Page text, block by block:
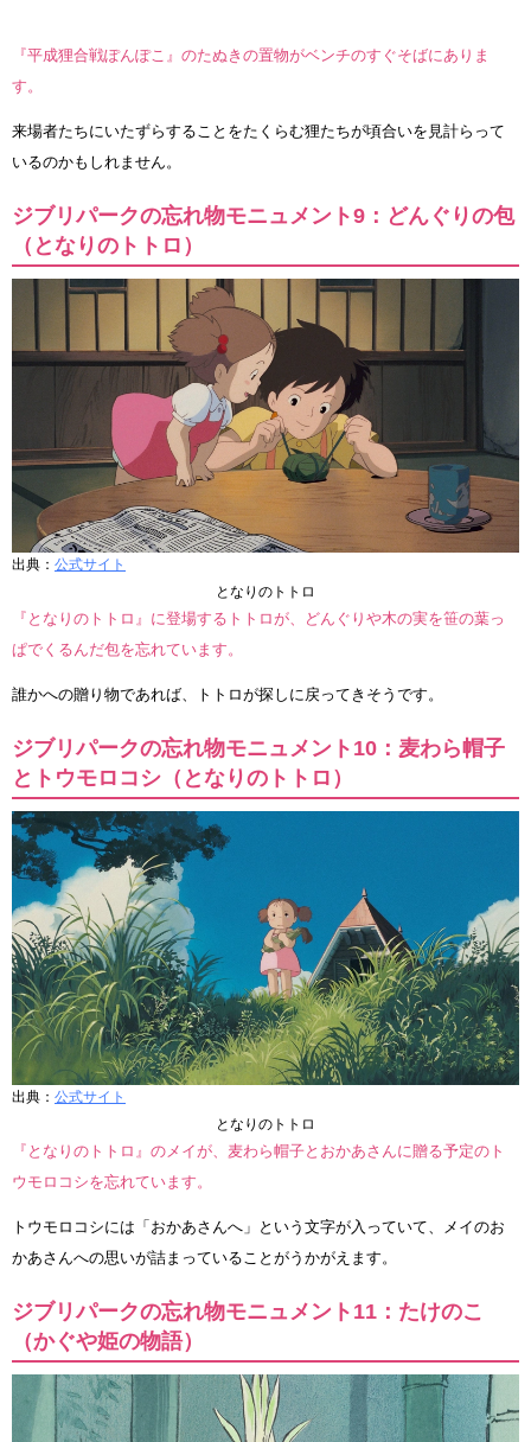
『平成狸合戦ぽんぽこ』のたぬきの置物がベンチのすぐそばにありま
す。
来場者たちにいたずらすることをたくらむ狸たちが頃合いを見計らって
いるのかもしれません。
ジブリパークの忘れ物モニュメント9：どんぐりの包
（となりのトトロ）
出典： 公式サイト
となりのトトロ
『となりのトトロ』に登場するトトロが、どんぐりや木の実を笹の葉っ
ぱでくるんだ包を忘れています。
誰かへの贈り物であれば、トトロが探しに戻ってきそうです。
ジブリパークの忘れ物モニュメント10：麦わら帽子
とトウモロコシ（となりのトトロ）
出典： 公式サイト
となりのトトロ
『となりのトトロ』のメイが、麦わら帽子とおかあさんに贈る予定のト
ウモロコシを忘れています。
トウモロコシには「おかあさんへ」という文字が入っていて、メイのお
かあさんへの思いが詰まっていることがうかがえます。
ジブリパークの忘れ物モニュメント11：たけのこ
（かぐや姫の物語）